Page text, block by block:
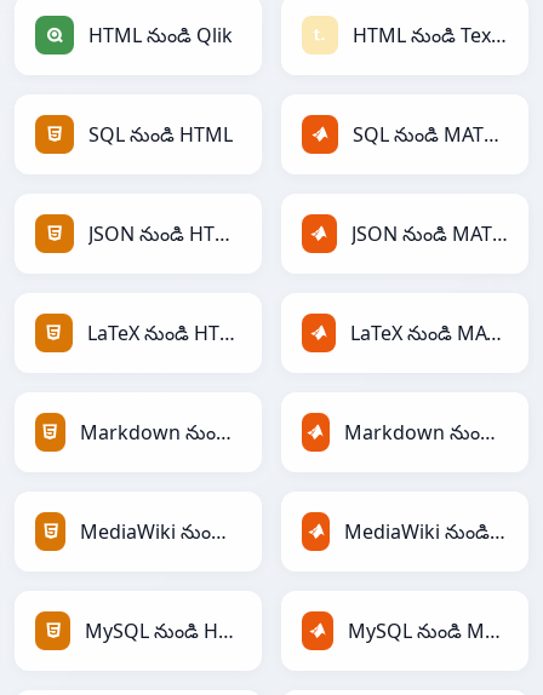
HTML నుండి Qlik HTML నుండి Textile
SQL నుండి HTML SQL నుండి MATLAB
JSON నుండి HTML JSON నుండి MATLAB
LaTeX నుండి HTML LaTeX నుండి MATLAB
Markdown నుండి HTML Markdown నుండి MATLAB
MediaWiki నుండి HTML MediaWiki నుండి MATLAB
MySQL నుండి HTML MySQL నుండి MATLAB